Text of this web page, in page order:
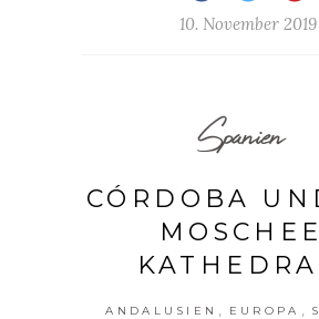
10. November 2019
Spanien
CÓRDOBA
ANDALUSIEN EUROPA